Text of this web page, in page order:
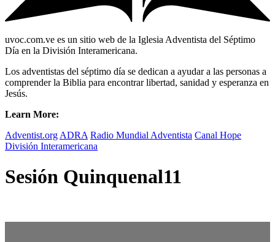
uvoc.com.ve es un sitio web de la Iglesia Adventista del Séptimo
Día en la División Interamericana.
Los adventistas del séptimo día se dedican a ayudar a las personas a
comprender la Biblia para encontrar libertad, sanidad y esperanza en
Jesús.
Learn More:
Adventist.org ADRA Radio Mundial Adventista Canal Hope
División Interamericana
Sesión Quinquenal11